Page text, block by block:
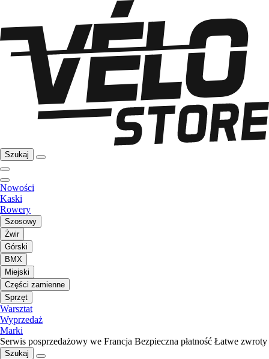
Szukaj
Nowości
Kaski
Rowery
Szosowy
Żwir
Górski
BMX
Miejski
Części zamienne
Sprzęt
Warsztat
Wyprzedaż
Marki
Serwis posprzedażowy we Francja Bezpieczna płatność Łatwe zwroty
Szukaj